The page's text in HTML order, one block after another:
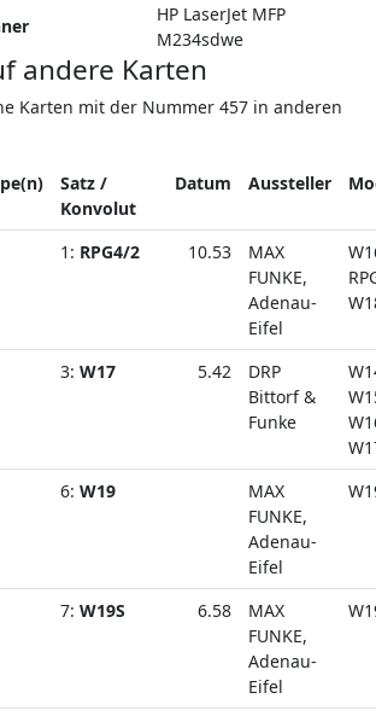
HP LaserJet MFP
M234sdwe
andere Karten
Karten mit der Nummer 457 in anderen
Satz /
Konvolut
Datum Aussteller
1: RPG4/2 10.53
MAX
FUNKE,
Adenau-
Eifel
3: W17 5.42
DRP
Bittorf &
Funke
6: W19
MAX
FUNKE,
Adenau-
Eifel
7: W19S 6.58
MAX
FUNKE,
Adenau-
Eifel